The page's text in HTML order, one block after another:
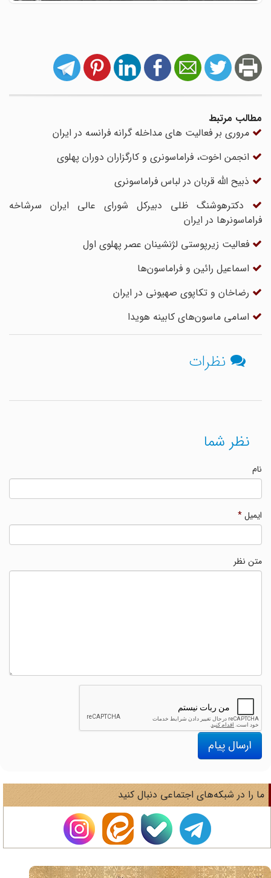
مطالب مرتبط
مروری بر فعالیت های مداخله گرانه فرانسه در ایران
انجمن اخوت، فراماسونری و کارگزاران دوران پهلوی
ذبیح الله قربان در لباس فراماسونری
دکترهوشنگ ظلی دبیرکل شورای عالی ایران سرشاخه
فراماسونرها در ایران
فعالیت زیرپوستی لژنشینان عصر پهلوی اول
اسماعیل رائین و فراماسون‌ها
رضاخان و تکاپوی صهیونی در ایران
اسامی ماسون‌های کابینه هویدا
نظرات
نظر شما
ایمیل*
متن نظر
ارسال پیام
را در شبکه‌های اجتماعی دنبال کنید